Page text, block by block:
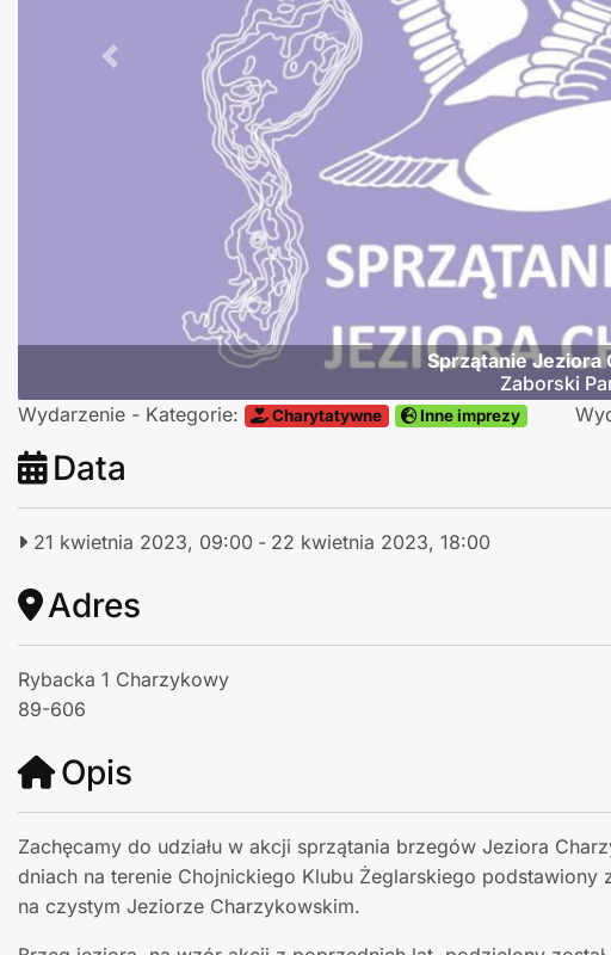
Sprzątanie
Zaborski
Poprzednie
Wydarzenie - Kategorie: Charytatywne Inne imprezy
Data
21 kwietnia 2023, 09:00 - 22 kwietnia 2023, 18:00
Adres
Rybacka 1 Charzykowy
89-606
Opis
Zachęcamy do udziału w akcji sprzątania brzegów Jeziora
dniach na terenie Chojnickiego Klubu Żeglarskiego
na czystym Jeziorze Charzykowskim.